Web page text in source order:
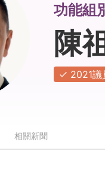
功能組
陳
2021議
相關新聞